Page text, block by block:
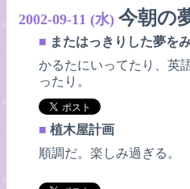
2002-09-11 (水) 今朝の
■ またはっきりした夢をみ
かるたにいってたり、英
ったり。
■ 植木屋計画
順調だ。楽しみ過ぎる。